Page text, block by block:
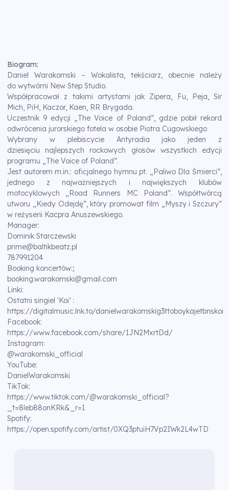
Biogram:
Daniel Warakomski – Wokalista, tekściarz, obecnie należy
do wytwórni New Step Studio.
Współpracował z takimi artystami jak Zipera, Fu, Peja, Sir
Mich, PiH, Kaczor, Kaen, RR Brygada.
Uczestnik 9 edycji „The Voice of Poland”, gdzie pobił rekord
odwrócenia jurorskiego fotela w osobie Piotra Cugowskiego
Wybrany w plebiscycie Antyradia jako jeden z
dziesięciu najlepszych rockowych głosów wszystkich edycji
programu „The Voice of Poland”.
Jest autorem m.in.: oficjalnego hymnu pt. „Paliwo Dla Śmierci”,
jednego z najważniejszych i największych klubów
motocyklowych „Road Runners MC Poland”. Współtwórcą
utworu „Kiedy Odejdę”, który promowat film „Myszy i Szczury”
w reżyserii Kacpra Anuszewskiego.
Manager:
Dominik Starczewski
prime@baltikbeatz.pl
787991204
Booking koncertów:;
booking.warakomski@gmail.com
Linki:
Ostatni singiel 'Koi’ :
https://digitalmusic.lnk.to/danielwarakomskig3ttoboykajetbnskoi
Facebook:
https://www.facebook.com/share/1JN2MxrtDd/
Instagram:
@warakomski_official
YouTube:
DanielWarakomski
TikTok:
https://www.tiktok.com/@warakomski_official?
_t=8leb88onKRk&_r=1
Spotify:
https://open.spotify.com/artist/0XQ3ptuiH7Vp2IWk2L4wTD